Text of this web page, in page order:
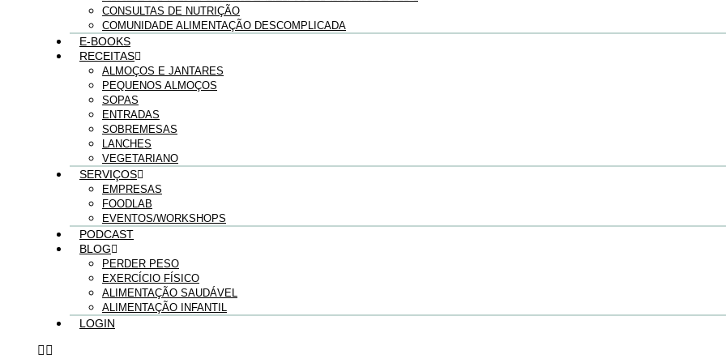
CONSULTAS DE NUTRIÇÃO
COMUNIDADE ALIMENTAÇÃO DESCOMPLICADA
E-BOOKS
RECEITAS
ALMOÇOS E JANTARES
PEQUENOS ALMOÇOS
SOPAS
ENTRADAS
SOBREMESAS
LANCHES
VEGETARIANO
SERVIÇOS
EMPRESAS
FOODLAB
EVENTOS/WORKSHOPS
PODCAST
BLOG
PERDER PESO
EXERCÍCIO FÍSICO
ALIMENTAÇÃO SAUDÁVEL
ALIMENTAÇÃO INFANTIL
LOGIN